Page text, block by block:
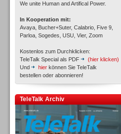
We unite Human and Artifical Power.
In Kooperation mit:
Avaya, Bucher+Suter, Calabrio, Five 9,
Parloa, Sogedes, USU, Vier, Zoom
Kostenlos zum Durchklicken:
TeleTalk Special als PDF
(hier klicken)
Und
hier können Sie TeleTalk
bestellen oder abonnieren!
TeleTalk Archiv
Inbound